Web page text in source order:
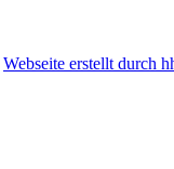
Webseite erstellt durch